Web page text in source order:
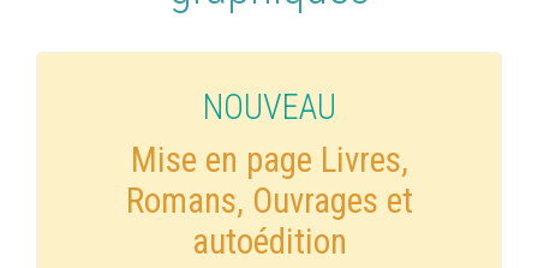
NOUVEAU
Mise en page Livres,
Romans, Ouvrages et
autoédition